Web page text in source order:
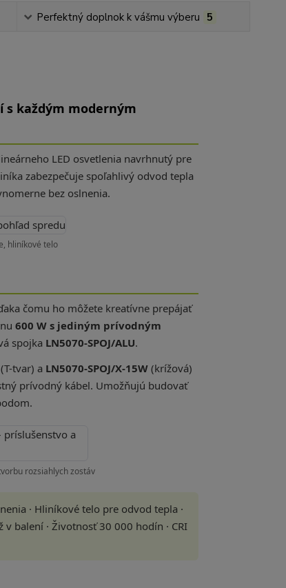
Perfektný doplnok k vášmu výberu 5
s každým moderným
LED osvetlenia navrhnutý pre
zabezpečuje spoľahlivý odvod tepla
bez oslnenia.
hliníkové telo
čomu ho môžete kreatívne prepájať
600 W s jediným prívodným
spojka LN5070-SPOJ/ALU.
tvar) a LN5070-SPOJ/X-15W(krížová)
prívodný kábel. Umožňujú budovať
rozsiahlych zostáv
· Hliníkové telo pre odvod tepla ·
balení · Životnosť 30 000 hodín · CRI